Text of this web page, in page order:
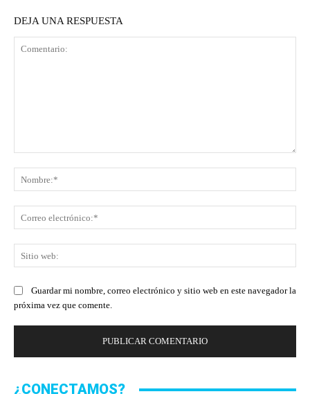
DEJA UNA RESPUESTA
Guardar mi nombre, correo electrónico y sitio web en este navegador la
próxima vez que comente.
¿CONECTAMOS?